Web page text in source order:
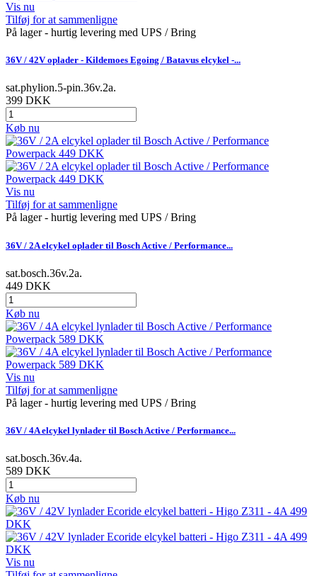
Vis nu
Tilføj for at sammenligne
På lager - hurtig levering med UPS / Bring
36V / 42V oplader - Kildemoes Egoing / Batavus elcykel -...
sat.phylion.5-pin.36v.2a.
399 DKK
Køb nu
Vis nu
Tilføj for at sammenligne
På lager - hurtig levering med UPS / Bring
36V / 2A elcykel oplader til Bosch Active / Performance...
sat.bosch.36v.2a.
449 DKK
Køb nu
Vis nu
Tilføj for at sammenligne
På lager - hurtig levering med UPS / Bring
36V / 4A elcykel lynlader til Bosch Active / Performance...
sat.bosch.36v.4a.
589 DKK
Køb nu
Vis nu